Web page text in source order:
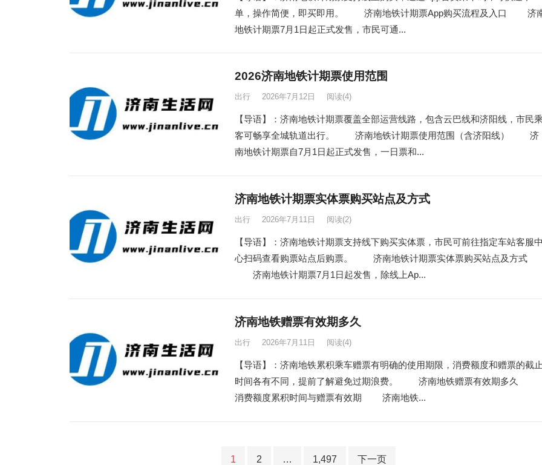
单，操作简便，即买即用。 济南地铁计期票App购买流程及入口 济
地铁计期票7月1日起正式发售，市民可通...
2026济南地铁计期票使用范围
出行 2026年7月12日 阅读(4)
【导语】：济南地铁计期票覆盖全部运营线路，包含云巴线和济阳线，市民
客可畅享全城轨道出行。 济南地铁计期票使用范围（含济阳线） 济
南地铁计期票自7月1日起正式发售，一日票和...
济南地铁计期票实体票购买站点及方式
出行 2026年7月11日 阅读(2)
【导语】：济南地铁计期票支持线下购买实体票，市民可前往指定车站客服
心扫码查看购票站点后购票。 济南地铁计期票实体票购买站点及方式
济南地铁计期票7月1日起发售，除线上Ap...
济南地铁赠票有效期多久
出行 2026年7月11日 阅读(4)
【导语】：济南地铁累积乘车赠票有明确的使用期限，消费额度和赠票的截
时间各有不同，提前了解避免过期浪费。 济南地铁赠票有效期多久
消费额度累积时间与赠票有效期 济南地铁...
1 2 … 1,497 下一页